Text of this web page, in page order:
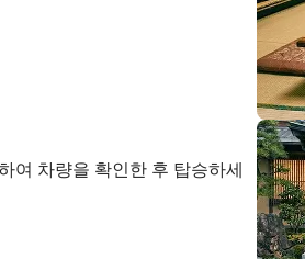
여 차량을 확인한 후 탑승하세